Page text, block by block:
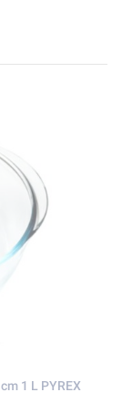
1 L PYREX